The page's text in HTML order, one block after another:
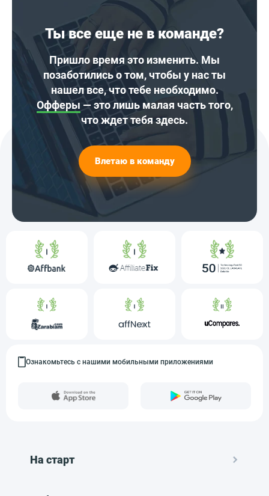
Ты все еще не в команде?
Пришло время это изменить. Мы
позаботились о том, чтобы у нас ты
нашел все, что тебе необходимо.
Офферы — это лишь малая часть того,
что ждет тебя здесь.
Влетаю в команду
Ознакомьтесь с нашими мобильными приложениями
На старт